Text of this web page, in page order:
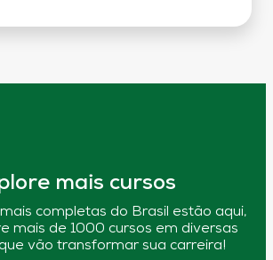
mais cursos
completas do Brasil estão aqui,
mais de 1000 cursos em diversas
vão transformar sua carreira!